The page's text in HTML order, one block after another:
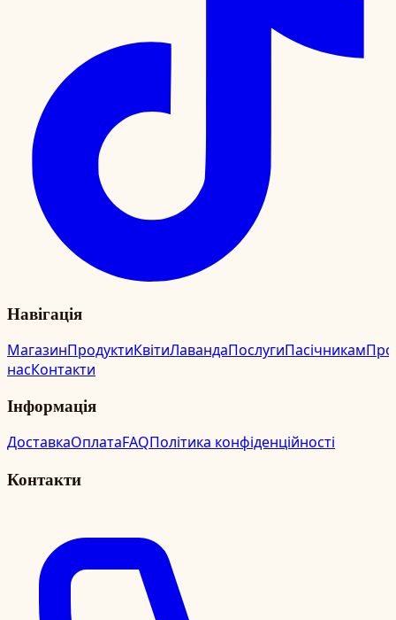
Навігація
МагазинПродуктиКвітиЛавандаПослугиПасічникамПро
насКонтакти
Інформація
ДоставкаОплатаFAQПолітика конфіденційності
Контакти